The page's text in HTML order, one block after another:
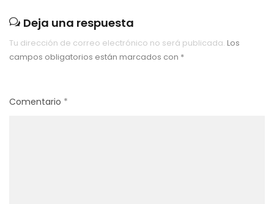
Deja una respuesta
Tu dirección de correo electrónico no será publicada. Los
campos obligatorios están marcados con *
Comentario *